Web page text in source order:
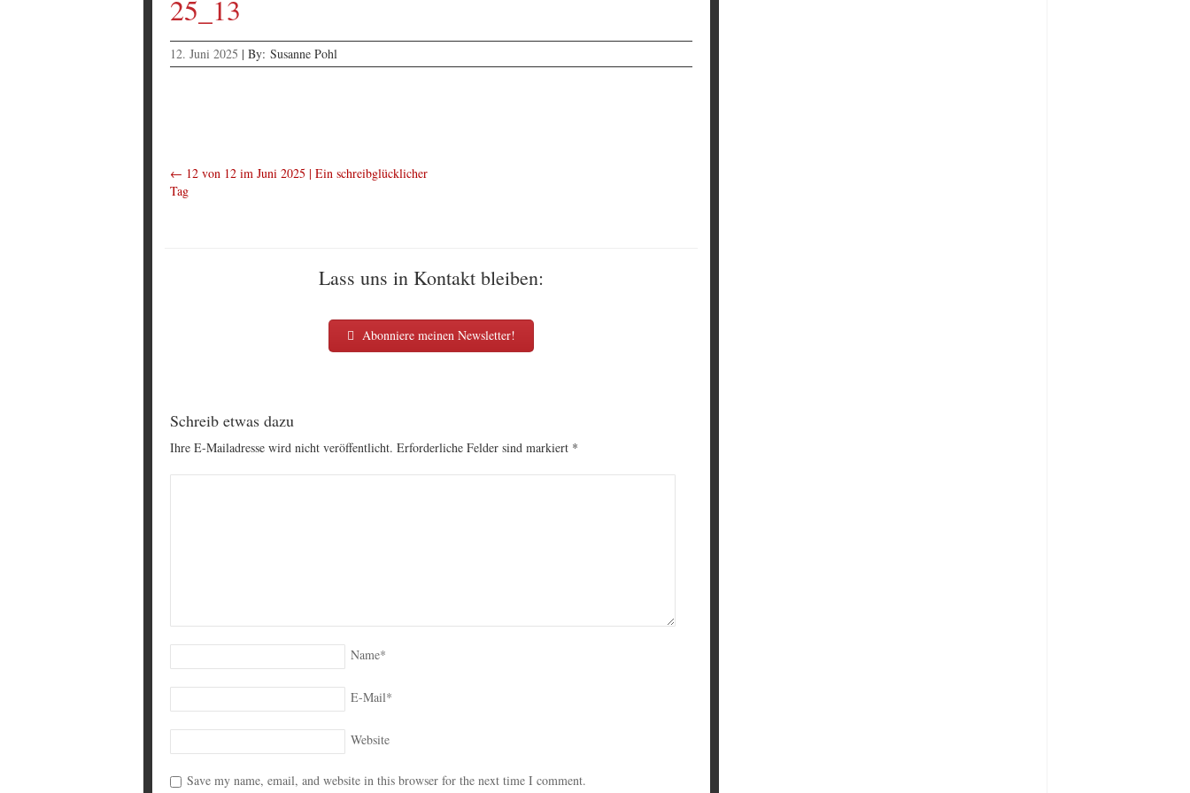
25_13
12. Juni 2025 | By: Susanne Pohl
← 12 von 12 im Juni 2025 | Ein schreibglücklicher
Tag
Lass uns in Kontakt bleiben:
Abonniere meinen Newsletter!
Schreib etwas dazu
Ihre E-Mailadresse wird nicht veröffentlicht. Erforderliche Felder sind markiert *
Name*
E-Mail*
Website
Save my name, email, and website in this browser for the next time I comment.